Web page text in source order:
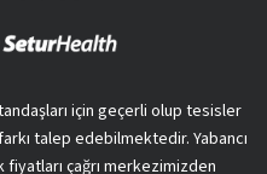
için geçerli olup tesisler
talep edebilmektedir. Yabancı
çağrı merkezimizden